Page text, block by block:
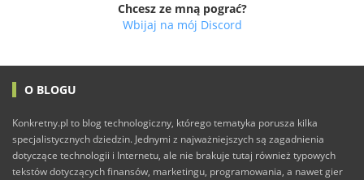
Chcesz ze mną pograć?
Wbijaj na mój Discord
O BLOGU
Konkretny.pl to blog technologiczny, którego tematyka porusza kilka
specjalistycznych dziedzin. Jednymi z najważniejszych są zagadnienia
dotyczące technologii i Internetu, ale nie brakuje tutaj również typowych
tekstów dotyczących finansów, marketingu, programowania, a nawet gier